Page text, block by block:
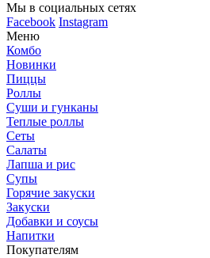
Мы в социальных сетях
Facebook Instagram
Меню
Комбо
Новинки
Пиццы
Роллы
Суши и гунканы
Теплые роллы
Сеты
Салаты
Лапша и рис
Супы
Горячие закуски
Закуски
Добавки и соусы
Напитки
Покупателям